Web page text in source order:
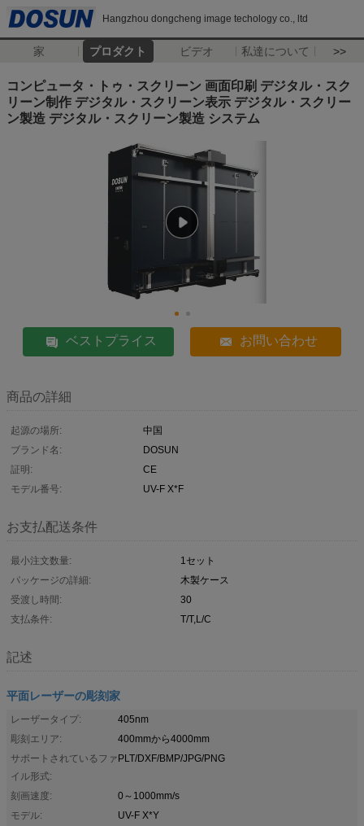
Hangzhou dongcheng image techology co., ltd
家 プロダクト ビデオ 私達について >>
コンピュータ・トゥ・スクリーン 画面印刷 デジタル・スク
リーン制作 デジタル・スクリーン表示 デジタル・スクリー
ン製造 デジタル・スクリーン製造 システム
ベストプライス お問い合わせ
商品の詳細
起源の場所:
中国
ブランド名:
DOSUN
証明:
CE
モデル番号:
UV-F X*F
お支払配送条件
最小注文数量:
1セット
パッケージの詳細:
木製ケース
受渡し時間:
30
支払条件:
T/T,L/C
記述
平面レーザーの彫刻家
レーザータイプ:
405nm
彫刻エリア:
400mmから4000mm
サポートされているファ
イル形式:
PLT/DXF/BMP/JPG/PNG
刻画速度:
0～1000mm/s
モデル:
UV-F X*Y